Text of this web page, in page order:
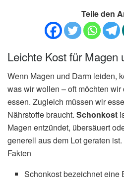
Teile den
Leichte Kost für Magen
Wenn Magen und Darm leiden,
was wir wollen – oft möchten
essen. Zugleich müssen wir
Nährstoffe braucht. Schonkost
Magen entzündet, übersäuert
generell aus dem Lot geraten
Fakten
Schonkost bezeichnet eine